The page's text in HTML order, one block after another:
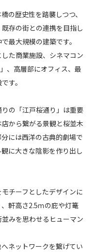
ー ご利用規約
の歴史性を踏襲しつつ、
存の街との連携を目指し
最大規模の建築です。
た商業施設、シネマコン
、高層部にオフィス、最
す。
の「江戸桜通り」は重要
から繋がる景観と桜並木
には西洋の古典的劇場で
に大きな陰影を作り出し
チーフとしたデザインに
軒高さ2.5ｍの庇や灯篭
みを思わせるヒューマン
ネットワークを繋げてい